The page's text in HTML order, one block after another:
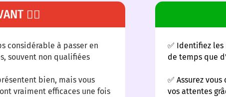
👎🏻
considérable à passer en
souvent non qualifiées
bien, mais vous
vraiment efficaces une fois
✅ Identifiez
de temps que
✅ Assurez
vos attentes